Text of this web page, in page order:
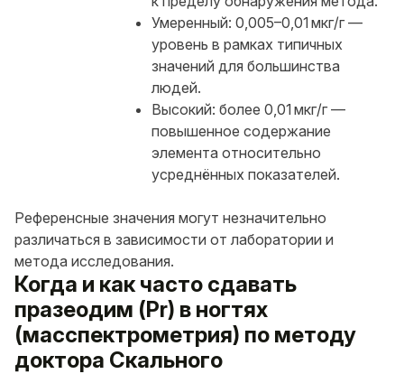
Умеренный: 0,005–0,01 мкг/г —
уровень в рамках типичных
значений для большинства
людей.
Высокий: более 0,01 мкг/г —
повышенное содержание
элемента относительно
усреднённых показателей.
Референсные значения могут незначительно
различаться в зависимости от лаборатории и
метода исследования.
Когда и как часто сдавать
празеодим (Pr) в ногтях
(масспектрометрия) по методу
доктора Скального